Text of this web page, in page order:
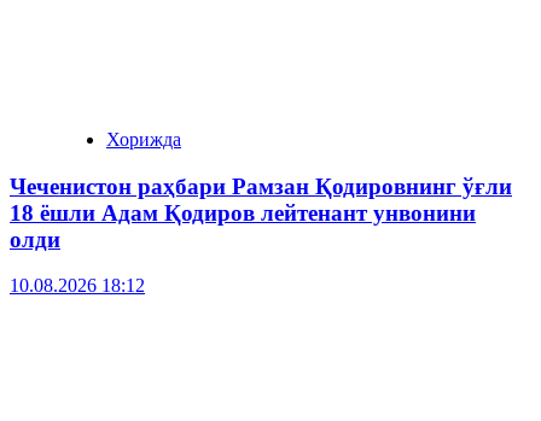
Хорижда
Чеченистон раҳбари Рамзан Қодировнинг ўғли
18 ёшли Адам Қодиров лейтенант унвонини
олди
10.08.2026 18:12